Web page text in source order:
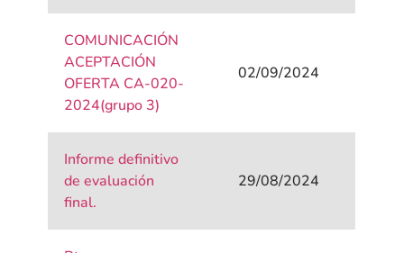
COMUNICACIÓN
ACEPTACIÓN
OFERTA CA-020-
2024(grupo 3)
02/09/2024
Informe definitivo
de evaluación
final.
29/08/2024